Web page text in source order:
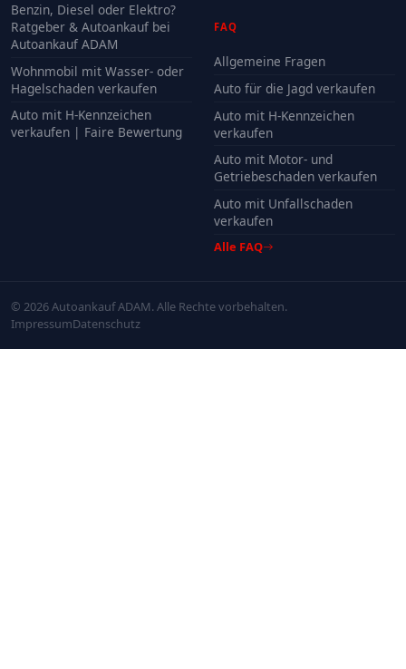
Benzin, Diesel oder Elektro?
Ratgeber & Autoankauf bei
Autoankauf ADAM
Wohnmobil mit Wasser- oder
Hagelschaden verkaufen
Auto mit H-Kennzeichen
verkaufen | Faire Bewertung
FAQ
Allgemeine Fragen
Auto für die Jagd verkaufen
Auto mit H-Kennzeichen
verkaufen
Auto mit Motor- und
Getriebeschaden verkaufen
Auto mit Unfallschaden
verkaufen
Alle FAQ
© 2026 Autoankauf ADAM. Alle Rechte vorbehalten.
ImpressumDatenschutz